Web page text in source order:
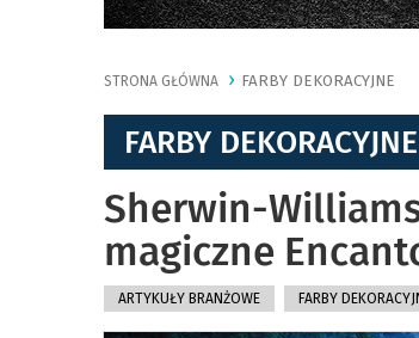
STRONA GŁÓWNA FARBY DEKORACYJNE
FARBY DEKORACYJNE
Sherwin-
magiczne
ARTYKUŁY BRANŻOWE FARBY